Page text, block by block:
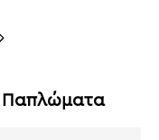
Παπλώματα